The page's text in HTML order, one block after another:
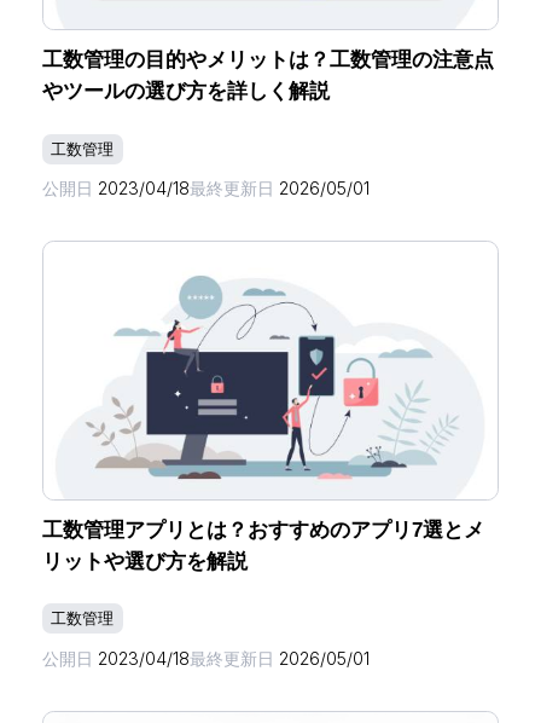
工数管理の目的やメリットは？工数管理の注意点
やツールの選び方を詳しく解説
工数管理
公開日 2023/04/18最終更新日 2026/05/01
工数管理アプリとは？おすすめのアプリ7選とメ
リットや選び方を解説
工数管理
公開日 2023/04/18最終更新日 2026/05/01